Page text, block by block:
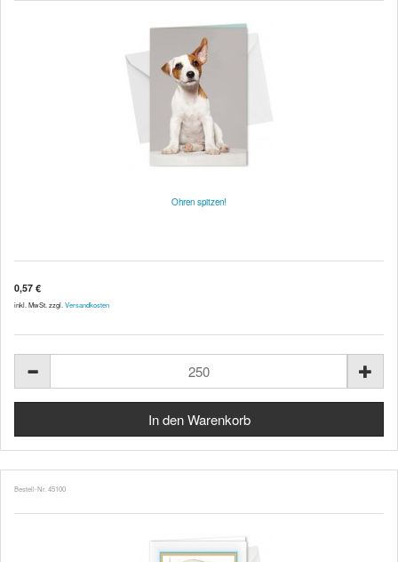
Ohren spitzen!
0,57 €
inkl. MwSt. zzgl. Versandkosten
Bestell-Nr. 45100